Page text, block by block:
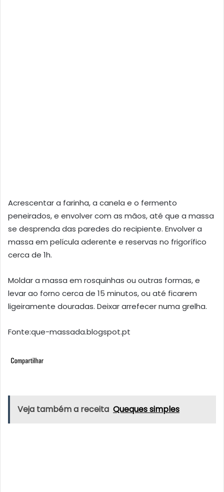
Acrescentar a farinha, a canela e o fermento
peneirados, e envolver com as mãos, até que a massa
se desprenda das paredes do recipiente. Envolver a
massa em película aderente e reservas no frigorífico
cerca de 1h.
Moldar a massa em rosquinhas ou outras formas, e
levar ao forno cerca de 15 minutos, ou até ficarem
ligeiramente douradas. Deixar arrefecer numa grelha.
Fonte:que-massada.blogspot.pt
Veja também a receita Queques simples